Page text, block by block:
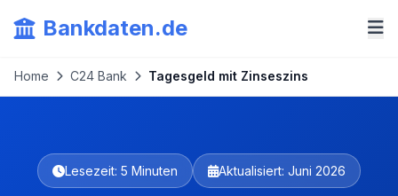
Bankdaten.de
Home C24 Bank Tagesgeld mit Zinseszins
Lesezeit: 5 Minuten Aktualisiert: Juni 2026